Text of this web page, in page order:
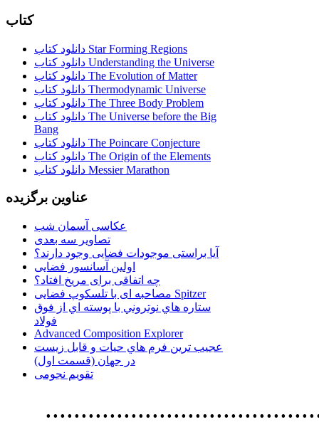
کتاب
دانلود کتاب Star Forming Regions
دانلود کتاب Understanding the Universe
دانلود کتاب The Evolution of Matter
دانلود کتاب Thermodynamic Universe
دانلود کتاب The Three Body Problem
دانلود کتاب The Universe before the Big
Bang
دانلود کتاب The Poincare Conjecture
دانلود کتاب The Origin of the Elements
دانلود کتاب Messier Marathon
عناوین برگزیده
عکاسی آسمان شب
تصاویر سه بعدی
آیا براستی موجودات فضایی وجود دارند؟
اولین آسانسور فضایی
چه اتفاقی برای مریخ افتاد؟
مصاحبه ای با تلسکوپ فضایی Spitzer
ستاره هاي نوتروني با پوسته اي از فوق
فولاد
Advanced Composition Explorer
عجیب ترین فرم هاي حيات و قابل زيست
در جهان (قسمت اول)
تقویم نجومی
استفاده از